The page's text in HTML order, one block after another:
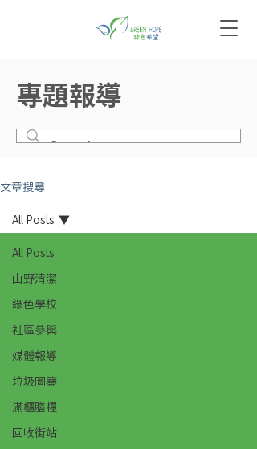
專題報導
文章搜尋
All Posts
山野清潔
綠色學校
社區參與
媒體報導
垃圾圖鑒
滿櫃膳糧
回收街站
All Posts